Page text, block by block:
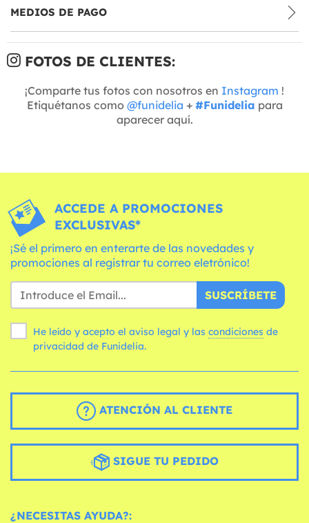
MEDIOS DE PAGO
FOTOS DE CLIENTES:
¡Comparte tus fotos con nosotros en Instagram !
Etiquétanos como @funidelia + #Funidelia para
aparecer aquí.
ACCEDE A PROMOCIONES
EXCLUSIVAS*
¡Sé el primero en enterarte de las novedades y
promociones al registrar tu correo eletrónico!
SUSCRÍBETE
He leído y acepto el aviso legal y las condiciones
privacidad de Funidelia.
ATENCIÓN AL CLIENTE
SIGUE TU PEDIDO
¿NECESITAS AYUDA?: